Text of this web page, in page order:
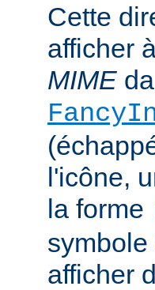
Cette
afficher
MIME
l'icône,
la forme
afficher